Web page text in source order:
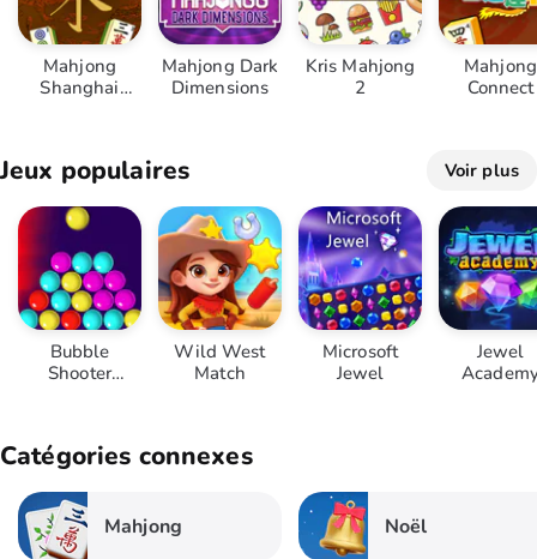
Mahjong
Shanghai
Mahjong Dark
Dimensions
Kris Mahjong
2
Mahjong
Connect
Jeux populaires Voir plus
Bubble
Shooter
Wild West
Match
Microsoft
Jewel
Jewel
Catégories connexes
Mahjong Noël